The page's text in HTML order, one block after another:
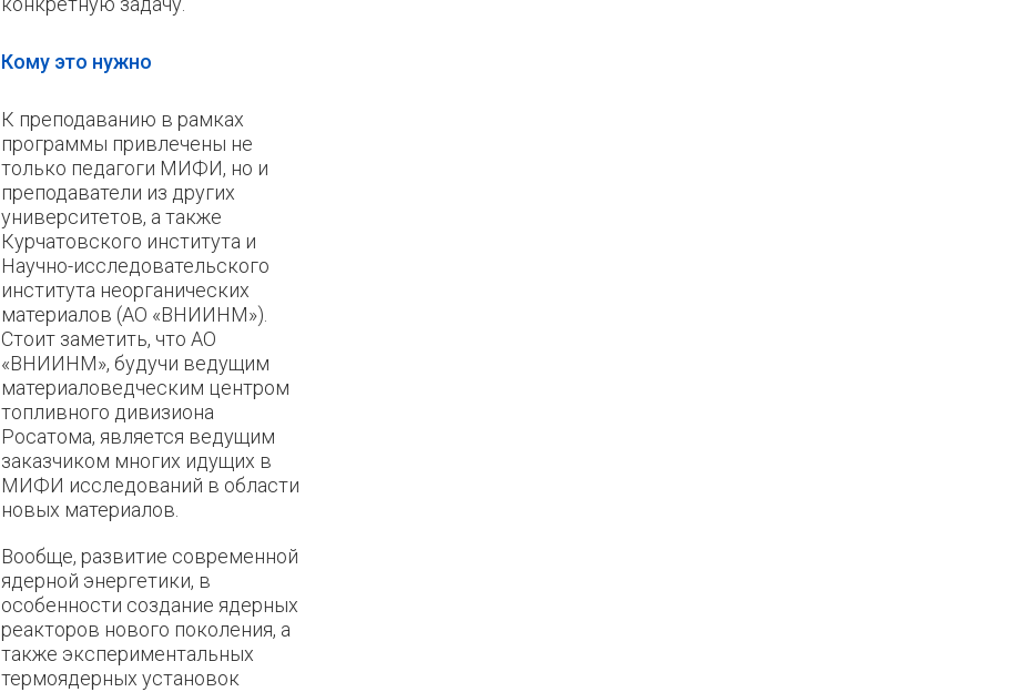
Кому это нужно
К преподаванию в рамках
программы привлечены не
только педагоги МИФИ, но и
преподаватели из других
университетов, а также
Курчатовского института и
Научно-исследовательского
института неорганических
материалов (АО «ВНИИНМ»).
Стоит заметить, что АО
«ВНИИНМ», будучи ведущим
материаловедческим центром
топливного дивизиона
Росатома, является ведущим
заказчиком многих идущих в
МИФИ исследований в области
новых материалов.
Вообще, развитие современной
ядерной энергетики, в
особенности создание ядерных
реакторов нового поколения, а
также экспериментальных
термоядерных установок